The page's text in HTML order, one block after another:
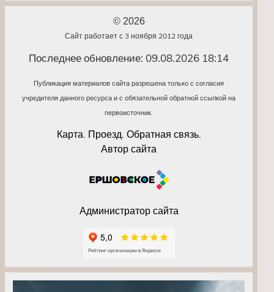
© 2026
Сайт работает с 3 ноября 2012 года
Последнее обновление: 09.08.2026 18:14
Публикация материалов сайта разрешена только с согласия
учредителя данного ресурса и с обязательной обратной ссылкой на
первоисточник.
Карта. Проезд. Обратная связь.
Автор сайта
Администратор сайта